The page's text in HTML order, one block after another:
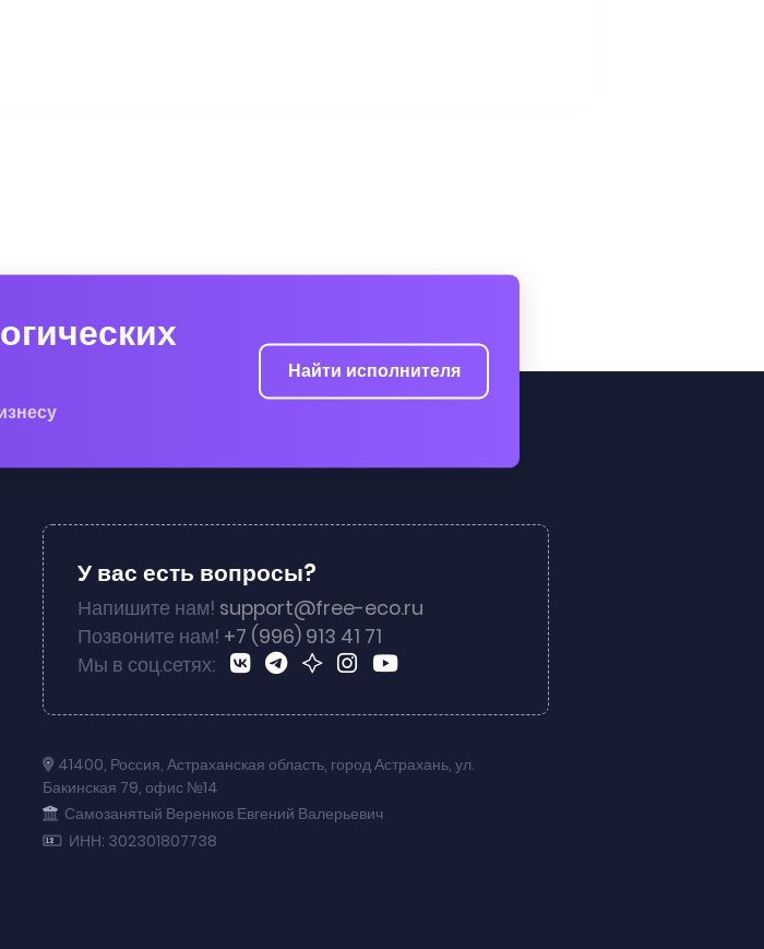
Найти исполнителя
У вас есть вопросы?
Напишите нам! support@free-eco.ru
Позвоните нам! +7 (996) 913 41 71
Мы в соц.сетях:
41400, Россия, Астраханская область, город Астрахань, ул.
Бакинская 79, офис №14
Самозанятый Веренков Евгений Валерьевич
ИНН: 302301807738